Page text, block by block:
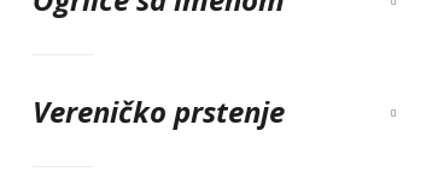
Vereničko prstenje